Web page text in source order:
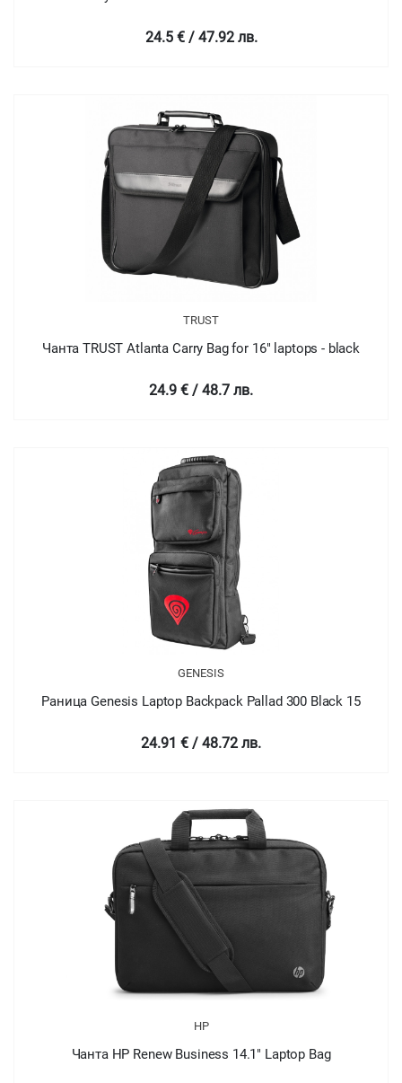
24.5 € / 47.92 лв.
TRUST
Чанта TRUST Atlanta Carry Bag for 16" laptops - black
24.9 € / 48.7 лв.
GENESIS
Раница Genesis Laptop Backpack Pallad 300 Black 15
24.91 € / 48.72 лв.
HP
Чанта HP Renew Business 14.1" Laptop Bag